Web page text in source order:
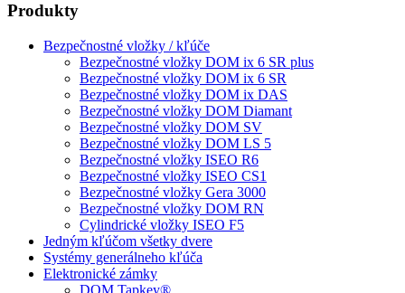
Produkty
Bezpečnostné vložky / kľúče
Bezpečnostné vložky DOM ix 6 SR plus
Bezpečnostné vložky DOM ix 6 SR
Bezpečnostné vložky DOM ix DAS
Bezpečnostné vložky DOM Diamant
Bezpečnostné vložky DOM SV
Bezpečnostné vložky DOM LS 5
Bezpečnostné vložky ISEO R6
Bezpečnostné vložky ISEO CS1
Bezpečnostné vložky Gera 3000
Bezpečnostné vložky DOM RN
Cylindrické vložky ISEO F5
Jedným kľúčom všetky dvere
Systémy generálneho kľúča
Elektronické zámky
DOM Tapkey®